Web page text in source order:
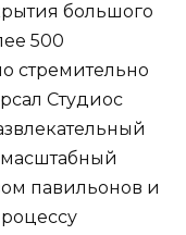
большого
500
стремительно
Студиос
масштабный
павильонов и